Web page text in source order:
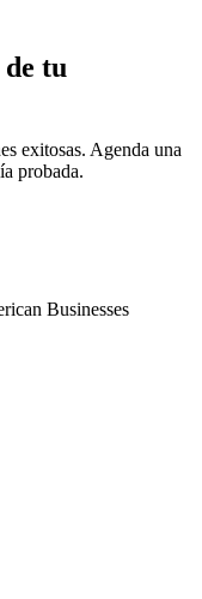
tu
exitosas. Agenda una
probada.
Businesses